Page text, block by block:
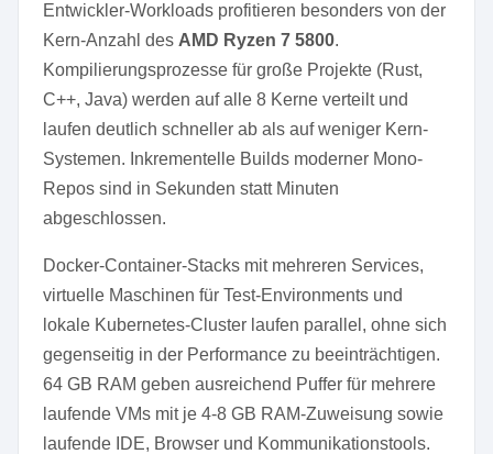
Entwickler-Workloads profitieren besonders von der
Kern-Anzahl des AMD Ryzen 7 5800.
Kompilierungsprozesse für große Projekte (Rust,
C++, Java) werden auf alle 8 Kerne verteilt und
laufen deutlich schneller ab als auf weniger Kern-
Systemen. Inkrementelle Builds moderner Mono-
Repos sind in Sekunden statt Minuten
abgeschlossen.
Docker-Container-Stacks mit mehreren Services,
virtuelle Maschinen für Test-Environments und
lokale Kubernetes-Cluster laufen parallel, ohne sich
gegenseitig in der Performance zu beeinträchtigen.
64 GB RAM geben ausreichend Puffer für mehrere
laufende VMs mit je 4-8 GB RAM-Zuweisung sowie
laufende IDE, Browser und Kommunikationstools.